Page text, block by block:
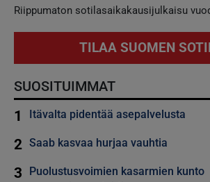
Riippumaton sotilasaikakausijulkaisu
TILAA SUOMEN
SUOSITUIMMAT
1 Itävalta pidentää asepalvelusta
2 Saab kasvaa hurjaa vauhtia
3
Puolustusvoimien kasarmien kunto